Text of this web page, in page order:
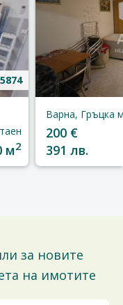
м2
Варна, Гръцка
200 €
391 лв.
за новите
на имотите